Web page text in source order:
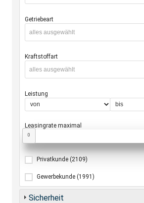
Getriebeart
alles ausgewählt
Kraftstoffart
alles ausgewählt
Leistung
Leasingrate maximal
0
Privatkunde (2109)
Gewerbekunde (1991)
Sicherheit